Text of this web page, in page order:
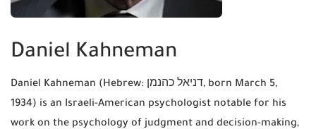
Daniel Kahneman
Daniel Kahneman (Hebrew: דניאל כהנמן‎, born March 5,
1934) is an Israeli-American psychologist notable for his
work on the psychology of judgment and decision-making,